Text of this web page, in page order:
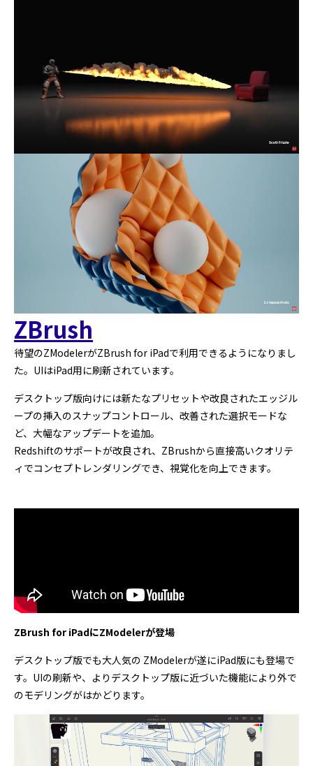
ZBrush
待望のZModelerがZBrush for iPadで利用できるようになりまし
た。UIはiPad用に刷新されています。
デスクトップ版向けには新たなプリセットや改良されたエッジル
ープの挿入のスナップコントロール、改善された選択モードな
ど、大幅なアップデートを追加。
Redshiftのサポートが改良され、ZBrushから直接高いクオリテ
ィでコンセプトレンダリングでき、視覚化を向上できます。
ZBrush for iPadにZModelerが登場
デスクトップ版でも大人気の ZModelerが遂にiPad版にも登場で
す。UIの刷新や、よりデスクトップ版に近づいた機能により外で
のモデリングがはかどります。